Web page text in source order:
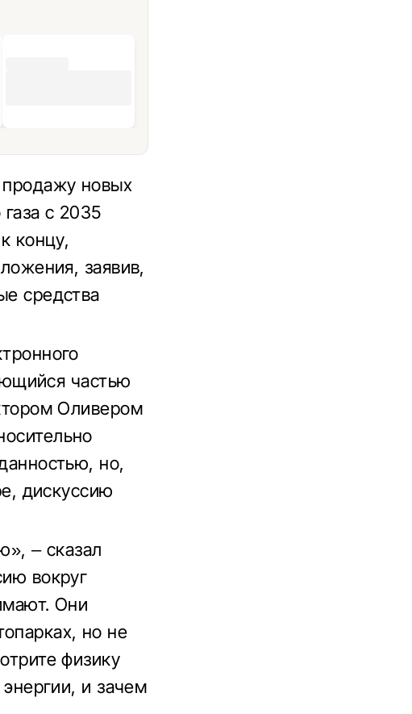
новых
с 2035
концу,
заявив,
средства
частью
Оливером
но,
дискуссию
– сказал
вокруг
Они
но не
физику
и зачем